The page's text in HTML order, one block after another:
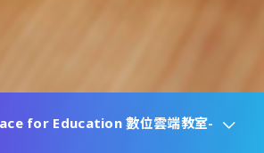
for Education 數位雲端教室-